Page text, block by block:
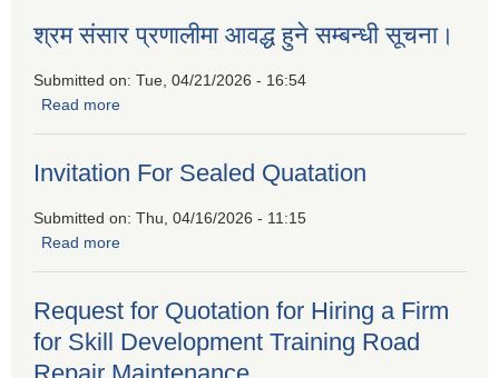
श्रम संसार प्रणालीमा आवद्ध हुने सम्बन्धी सूचना।
Submitted on: Tue, 04/21/2026 - 16:54
Read more
Invitation For Sealed Quatation
Submitted on: Thu, 04/16/2026 - 11:15
Read more
Request for Quotation for Hiring a Firm
for Skill Development Training Road